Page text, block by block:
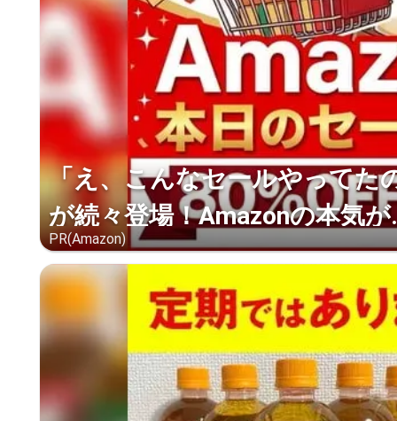
「え、こんなセールやってた
が続々登場！Amazonの本気が
PR(Amazon)